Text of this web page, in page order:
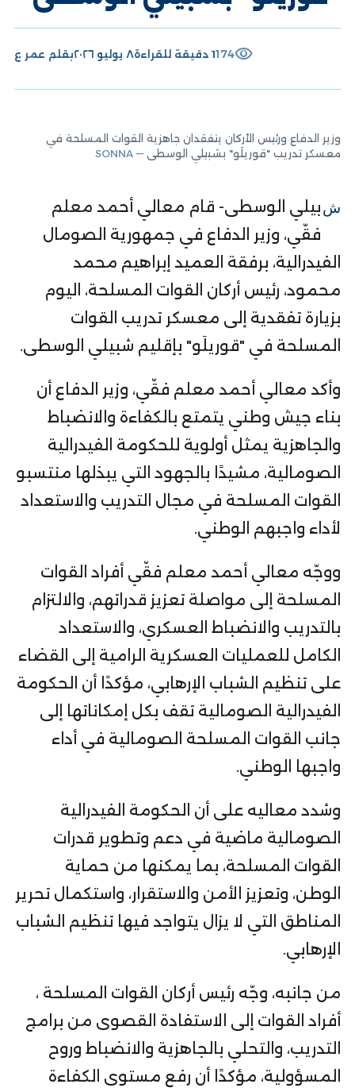
بقلم عمر ع ٨ يوليو ٢٠٢٦ 1 دقيقة للقراءة visibility
174
وزير الدفاع ورئيس الأركان يتفقدان جاهزية القوات المسلحة في
معسكر تدريب "قوريلَو" بشبيلي الوسطى — SONNA
شبيلي الوسطى- قام معالي أحمد معلم
فقّي، وزير الدفاع في جمهورية الصومال
الفيدرالية، برفقة العميد إبراهيم محمد
محمود، رئيس أركان القوات المسلحة، اليوم
بزيارة تفقدية إلى معسكر تدريب القوات
المسلحة في "قوريلَو" بإقليم شبيلي الوسطى.
وأكد معالي أحمد معلم فقّي، وزير الدفاع أن
بناء جيش وطني يتمتع بالكفاءة والانضباط
والجاهزية يمثل أولوية للحكومة الفيدرالية
الصومالية، مشيدًا بالجهود التي يبذلها منتسبو
القوات المسلحة في مجال التدريب والاستعداد
لأداء واجبهم الوطني.
ووجّه معالي أحمد معلم فقّي أفراد القوات
المسلحة إلى مواصلة تعزيز قدراتهم، والالتزام
بالتدريب والانضباط العسكري، والاستعداد
الكامل للعمليات العسكرية الرامية إلى القضاء
على تنظيم الشباب الإرهابي، مؤكدًا أن الحكومة
الفيدرالية الصومالية تقف بكل إمكاناتها إلى
جانب القوات المسلحة الصومالية في أداء
واجبها الوطني.
وشدد معاليه على أن الحكومة الفيدرالية
الصومالية ماضية في دعم وتطوير قدرات
القوات المسلحة، بما يمكنها من حماية
الوطن، وتعزيز الأمن والاستقرار، واستكمال تحرير
المناطق التي لا يزال يتواجد فيها تنظيم الشباب
الإرهابي.
من جانبه، وجّه رئيس أركان القوات المسلحة ،
أفراد القوات إلى الاستفادة القصوى من برامج
التدريب، والتحلي بالجاهزية والانضباط وروح
المسؤولية، مؤكدًا أن رفع مستوى الكفاءة